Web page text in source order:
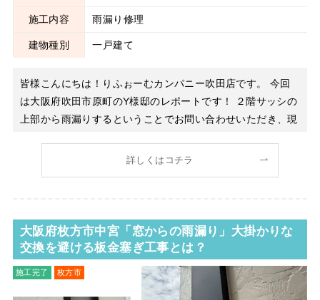
施工内容 雨漏り修理
建物種別 一戸建て
皆様こんにちは！りふぉーむカンパニー吹田店です。 今回
は大阪府吹田市原町のY様邸のレポートです！ ２階サッシの
上部から雨漏りするということでお問い合わせいただき、現
すが雨漏りしてきたとのことで、２階サッシからだけでな
詳しくはコチラ
大阪府枚方市中宮「窓からの雨漏り」大掛かりな
交換を避ける板金塞ぎ工事とは？
施工完了
枚方市